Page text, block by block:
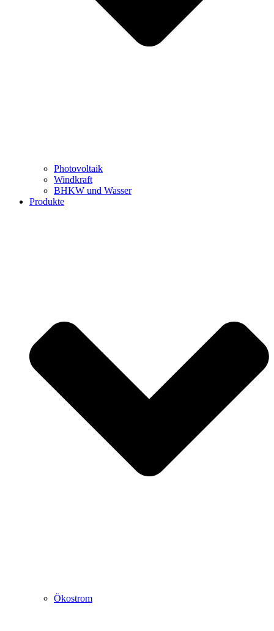
Photovoltaik
Windkraft
BHKW und Wasser
Produkte
Ökostrom